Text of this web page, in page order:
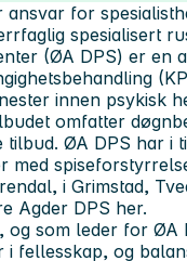
for
spesialisert
(ØA DPS) er en
innen psykisk
omfatter
tilbud. ØA DPS har
med
i Grimstad,
Agder DPS her.
og som leder for
fellesskap, og